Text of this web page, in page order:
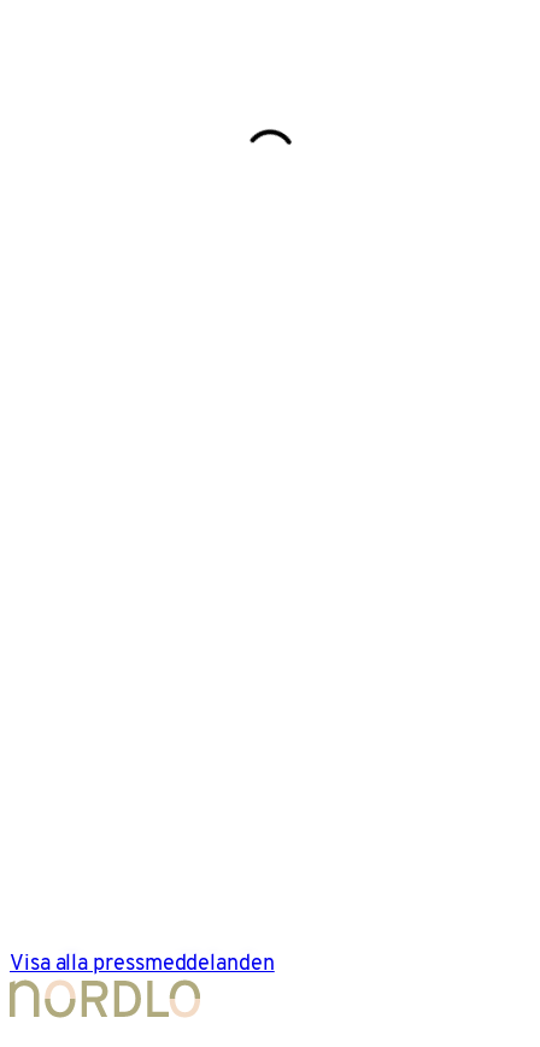
Visa alla pressmeddelanden